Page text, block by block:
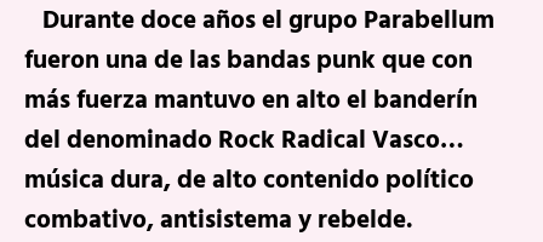
Durante doce años el grupo Parabellum
fueron una de las bandas punk que con
más fuerza mantuvo en alto el banderín
del denominado Rock Radical Vasco…
música dura, de alto contenido político
combativo, antisistema y rebelde.